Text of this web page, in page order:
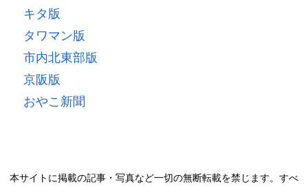
キタ版
タワマン版
市内北東部版
京阪版
おやこ新聞
本サイトに掲載の記事・写真など一切の無断転載を禁じます。すべ